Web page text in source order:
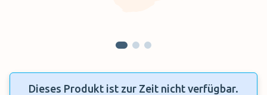
Dieses Produkt ist zur Zeit nicht verfügbar.